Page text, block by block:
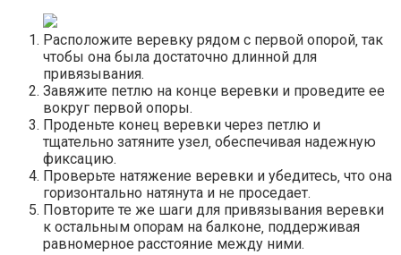
Расположите веревку рядом с первой опорой‚ так
чтобы она была достаточно длинной для
привязывания.
Завяжите петлю на конце веревки и проведите ее
вокруг первой опоры.​
Проденьте конец веревки через петлю и
тщательно затяните узел‚ обеспечивая надежную
фиксацию.
Проверьте натяжение веревки и убедитесь‚ что она
горизонтально натянута и не проседает.​
Повторите те же шаги для привязывания веревки
к остальным опорам на балконе‚ поддерживая
равномерное расстояние между ними.​